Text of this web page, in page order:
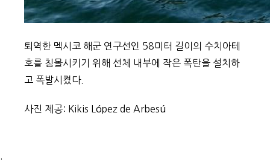
퇴역한 멕시코 해군 연구선인 58미터 길이의 수치아테
호를 침몰시키기 위해 선체 내부에 작은 폭탄을 설치하
고 폭발시켰다.
사진 제공: Kikis López de Arbesú